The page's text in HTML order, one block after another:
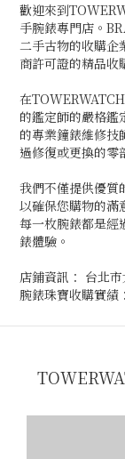
歡迎來到
手腕錶專門店。
二手古物的收購企
商許可證的精品收
在
的鑑定師的嚴格鑑
的專業鐘錶維修技
過修復或更換的零
我們不僅提供優質
以確保您購物的滿
每一枚腕錶都是經
錶體驗。
店鋪資訊： 台北
腕錶珠寶收購實績：